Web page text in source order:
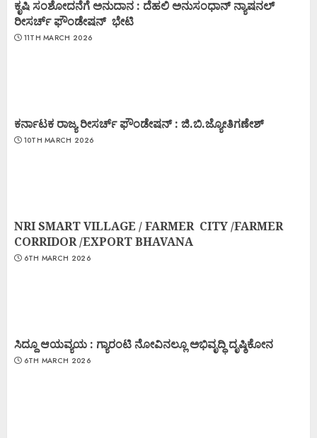
ಕೃಷಿ ಸಂಶೋದನೆಗೆ ಅನುದಾನ : ದೆಹಲಿ ಅನುಸಂಧಾನ್ ನ್ಯಾಷನಲ್
ರೀಸರ್ಚ್ ಫೌಂಡೇಷನ್ ಭೇಟಿ
11TH MARCH 2026
ಕರ್ನಾಟಕ ರಾಜ್ಯ ರೀಸರ್ಚ್ ಫೌಂಡೇಷನ್ : ಜಿ.ಬಿ.ಜ್ಯೋತಿಗಣೇಶ್
10TH MARCH 2026
NRI SMART VILLAGE / FARMER CITY /FARMER
CORRIDOR /EXPORT BHAVANA
6TH MARCH 2026
ಸಿದ್ದೂ ಆಯವ್ಯಯ : ಗ್ಯಾರಂಟಿ ನೋವಿನಲ್ಲೂ ಅಭಿವೃದ್ಧಿ ದೃಷ್ಠಿಕೋನ
6TH MARCH 2026